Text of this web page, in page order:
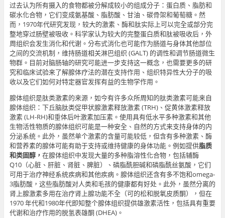
过去认为所有摄入的食物都被分解成较小的组成分子：蛋白质、脂肪和
碳水化合物，它们变成氨基酸、脂肪酸、甘油、碳骨架和葡萄糖。然
而，1970年代研究发现，较大的激素、酶和肽实际上可以完全或部分完
整地穿过肠壁被吸收。科学家认为较大的完整蛋白质和肽被吸收后，外
周组织会发生消化和代谢。分布式消化也可能作为肠道与身体其他部位
之间的交流机制，维持肠道相关淋巴组织 (GALT) 的调性和调节肠道微生
物群。目前对脑肠轴的研究可能进一步支持这一概念，也需要更多的研
究和临床试验来了解腺体疗法的潜在支持作用、组织特异性大分子的吸
收以及它们如何对特定器官发挥有益的生物学作用。
腺体组织是肽类激素的来源，如今有许多众所周知的肽类激素可能来自
腺体组织：下丘脑肽类促甲状腺激素释放激素 (TRH)、促黄体激素释放
激素 (LH-RH)和垂体后叶激素加压素。使用具有低水平多种激素和其他
生物活性物质的腺体组织可能是一种安全、自然的方式来支持身体的内
分泌系统。此外，虽然单个激素的含量可能较低，但含有多种激素、酶
和营养素的腺体可能有助于支持或维持健康的身体功能。例如提供脂质
和类固醇， 在腺体组织中发现大量的多种脂溶性化合物，包括辅酶
Q10（心脏、肝脏、肾脏、脾脏）、磷脂酰胆碱和磷脂酰丝氨酸，它们
可用于治疗神经系统疾病和其他疾病。腺体组织还含有多不饱和omega-
3脂肪酸，这些脂肪酸对人类和毛孩的健康都有好处。此外，虽然分离的
肾上腺激素多用在治疗肾上腺功能不全（可的松和脱氧皮质酮），但在
1970 年代和1980年代即知整个腺体组织提供雄激素活性，包括具有重要
代谢和治疗作用的脱氢表雄酮 (DHEA)。